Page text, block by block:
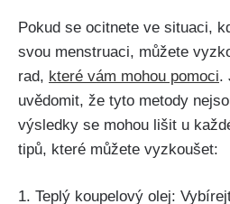
Pokud se ocitnete ve situaci,
svou menstruaci, můžete‍
rad, které vám mohou pomoci.
uvědomit, že⁢ tyto metody​
výsledky se mohou lišit u
tipů, které můžete vyzkoušet:
1. Teplý koupelový⁣ olej: